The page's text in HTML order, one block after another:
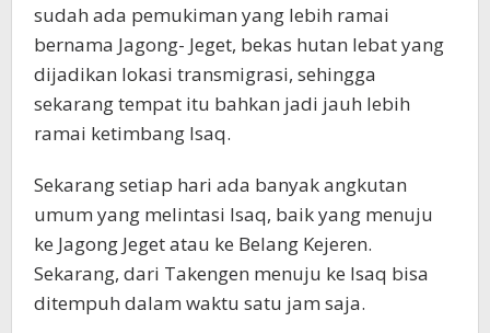
sudah ada pemukiman yang lebih ramai
bernama Jagong- Jeget, bekas hutan lebat yang
dijadikan lokasi transmigrasi, sehingga
sekarang tempat itu bahkan jadi jauh lebih
ramai ketimbang Isaq.
Sekarang setiap hari ada banyak angkutan
umum yang melintasi Isaq, baik yang menuju
ke Jagong Jeget atau ke Belang Kejeren.
Sekarang, dari Takengen menuju ke Isaq bisa
ditempuh dalam waktu satu jam saja.